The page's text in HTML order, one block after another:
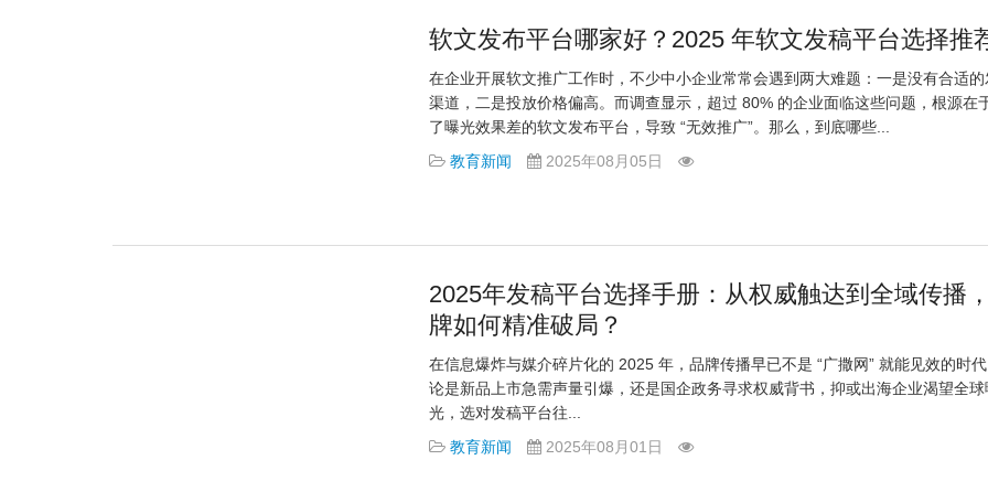
软文发布平台哪家好？2025 年软文发稿平台选择推
在企业开展软文推广工作时，不少中小企业常常会遇到两大难题：一是没有合适的
渠道，二是投放价格偏高。而调查显示，超过 80% 的企业面临这些问题，根源在
了曝光效果差的软文发布平台，导致 “无效推广”。那么，到底哪些...
教育新闻
2025年08月05日
2025年发稿平台选择手册：从权威触达到全域传播
牌如何精准破局？
在信息爆炸与媒介碎片化的 2025 年，品牌传播早已不是 “广撒网” 就能见效的时
论是新品上市急需声量引爆，还是国企政务寻求权威背书，抑或出海企业渴望全球
光，选对发稿平台往...
教育新闻
2025年08月01日